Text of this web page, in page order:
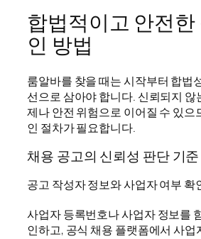
합법적이고 안전한
인 방법
룸알바를 찾을 때는 시작부터 합법
선으로 삼아야 합니다. 신뢰되지 않
제나 안전 위험으로 이어질 수 있으
인 절차가 필요합니다.
채용 공고의 신뢰성 판단 기준
공고 작성자 정보와 사업자 여부 확
사업자 등록번호나 사업자 정보를
인하고, 공식 채용 플랫폼에서 사업